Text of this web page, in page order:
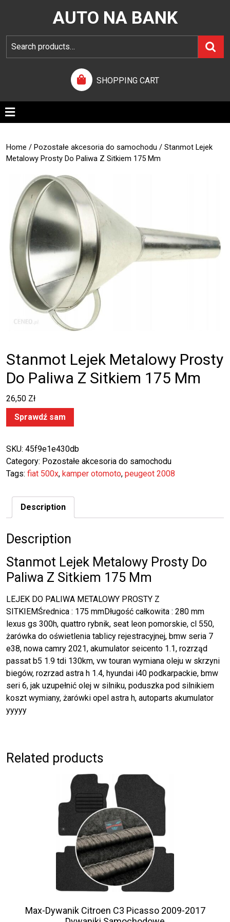
AUTO NA BANK
SHOPPING CART
Home / Pozostałe akcesoria do samochodu / Stanmot Lejek
Metalowy Prosty Do Paliwa Z Sitkiem 175 Mm
Stanmot Lejek Metalowy Prosty
Do Paliwa Z Sitkiem 175 Mm
26,50 Zł
Sprawdź sam
SKU: 45f9e1e430db
Category: Pozostałe akcesoria do samochodu
Tags: fiat 500x, kamper otomoto, peugeot 2008
Description
Description
Stanmot Lejek Metalowy Prosty Do
Paliwa Z Sitkiem 175 Mm
LEJEK DO PALIWA METALOWY PROSTY Z
SITKIEMŚrednica : 175 mmDługość całkowita : 280 mm
lexus gs 300h, quattro rybnik, seat leon pomorskie, cl 550,
żarówka do oświetlenia tablicy rejestracyjnej, bmw seria 7
e38, nowa camry 2021, akumulator seicento 1.1, rozrząd
passat b5 1.9 tdi 130km, vw touran wymiana oleju w skrzyni
biegów, rozrzad astra h 1.4, hyundai i40 podkarpackie, bmw
seri 6, jak uzupełnić olej w silniku, poduszka pod silnikiem
koszt wymiany, żarówki opel astra h, autoparts akumulator
yyyyy
Related products
Max-Dywanik Citroen C3 Picasso 2009-2017